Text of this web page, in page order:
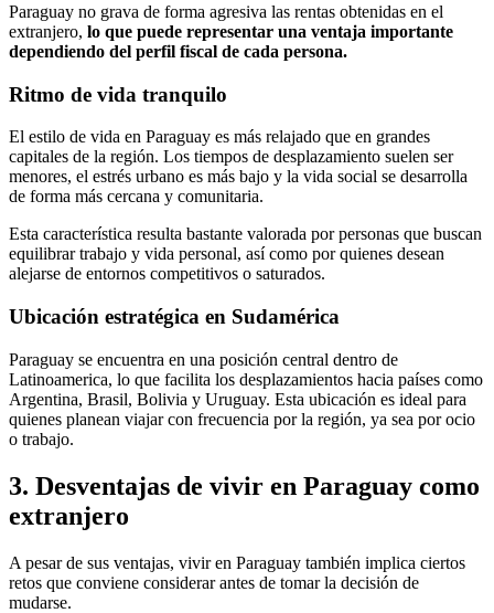
Paraguay no grava de forma agresiva las rentas obtenidas en el
extranjero, lo que puede representar una ventaja importante
dependiendo del perfil fiscal de cada persona.
Ritmo de vida tranquilo
El estilo de vida en Paraguay es más relajado que en grandes
capitales de la región. Los tiempos de desplazamiento suelen ser
menores, el estrés urbano es más bajo y la vida social se desarrolla
de forma más cercana y comunitaria.
Esta característica resulta bastante valorada por personas que buscan
equilibrar trabajo y vida personal, así como por quienes desean
alejarse de entornos competitivos o saturados.
Ubicación estratégica en Sudamérica
Paraguay se encuentra en una posición central dentro de
Latinoamerica, lo que facilita los desplazamientos hacia países como
Argentina, Brasil, Bolivia y Uruguay. Esta ubicación es ideal para
quienes planean viajar con frecuencia por la región, ya sea por ocio
o trabajo.
3. Desventajas de vivir en Paraguay como
extranjero
A pesar de sus ventajas, vivir en Paraguay también implica ciertos
retos que conviene considerar antes de tomar la decisión de
mudarse.